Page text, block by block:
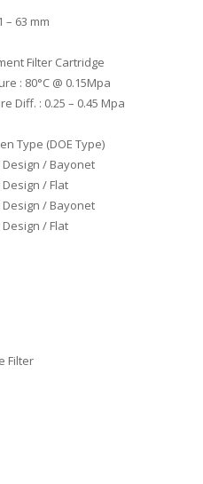
– 63 mm
Filter Cartridge
: 80°C @ 0.15Mpa
Diff. : 0.25 – 0.45 Mpa
Type (DOE Type)
Design / Bayonet
Design / Flat
Design / Bayonet
Design / Flat
Filter